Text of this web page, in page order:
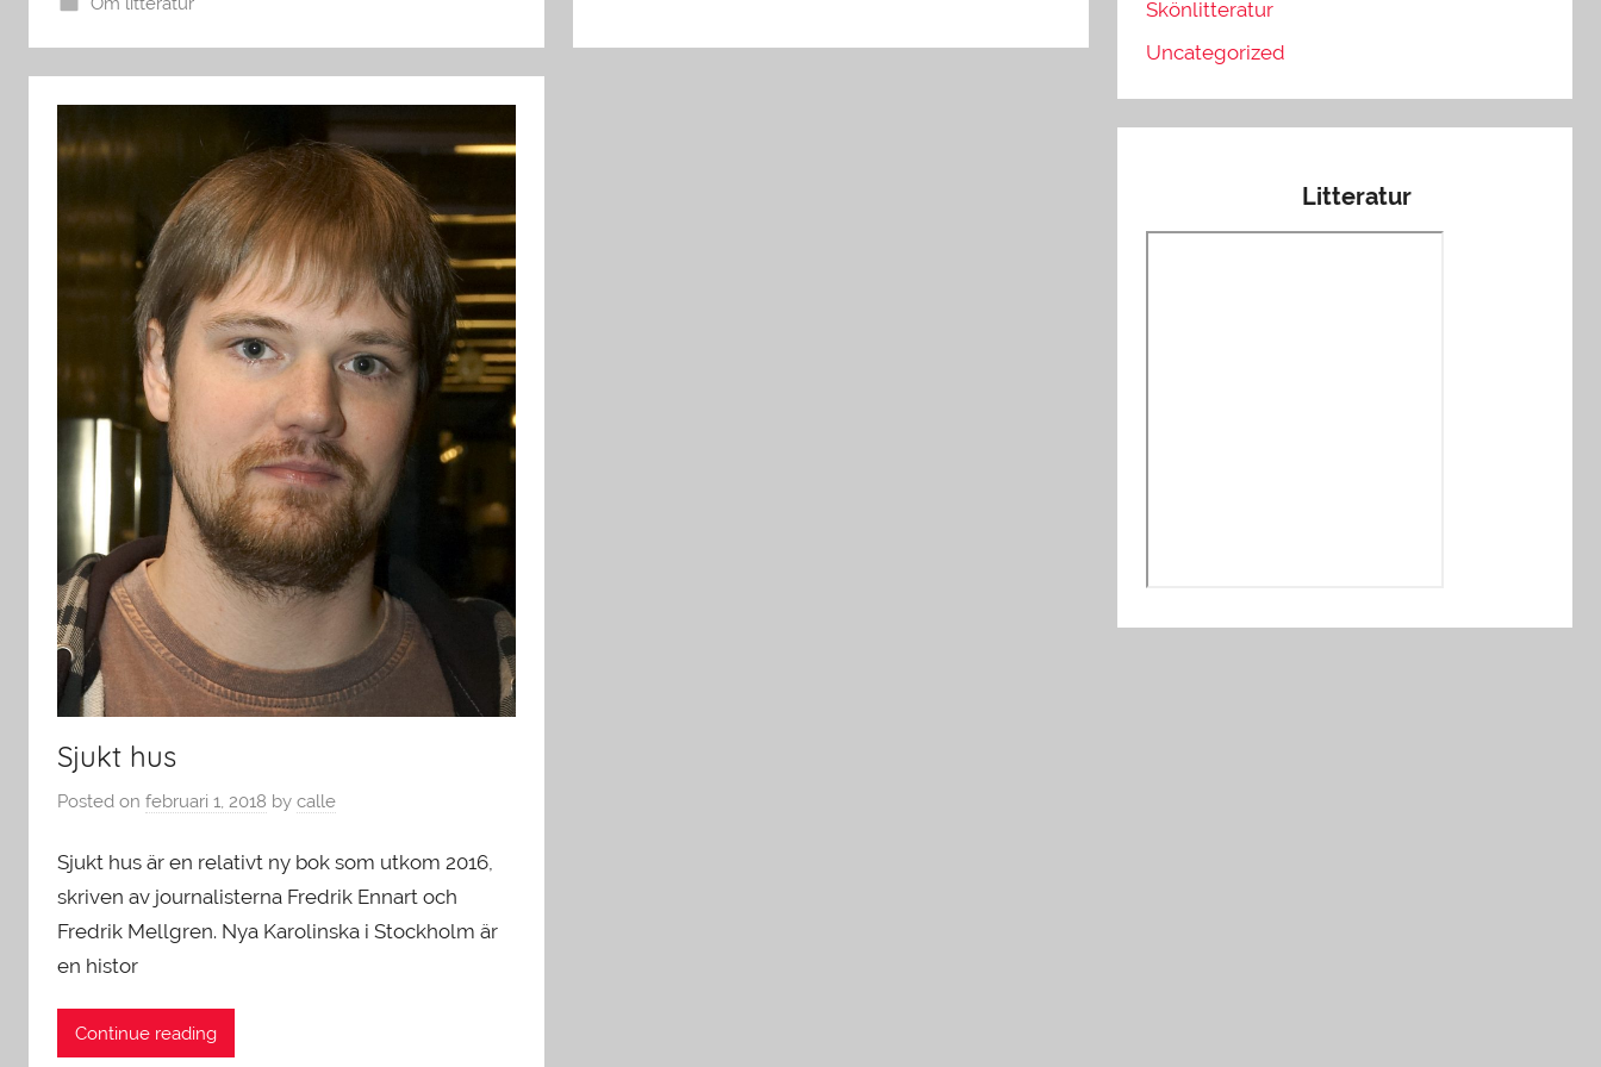
Sjukt hus
Posted on februari 1, 2018 by calle
Sjukt hus är en relativt ny bok som utkom 2016,
skriven av journalisterna Fredrik Ennart och
Fredrik Mellgren. Nya Karolinska i Stockholm är
en histor
Continue reading
Skönlitteratur
Uncategorized
Litteratur